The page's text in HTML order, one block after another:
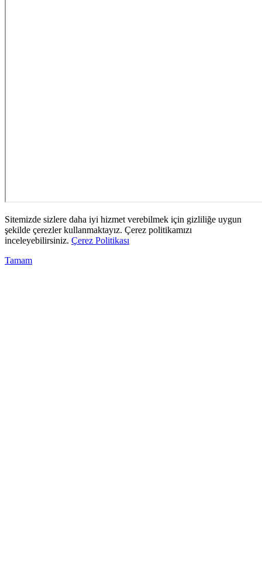
Sitemizde sizlere daha iyi hizmet verebilmek için gizliliğe uygun
şekilde çerezler kullanmaktayız. Çerez politikamızı
inceleyebilirsiniz. Çerez Politikası
Tamam